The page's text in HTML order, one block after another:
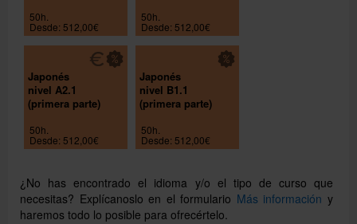
50h.
Desde: 512,00€
50h.
Desde: 512,00€
Japonés
nivel A2.1
(primera parte)
50h.
Desde: 512,00€
Japonés
nivel B1.1
(primera parte)
50h.
Desde: 512,00€
¿No has encontrado el idioma y/o el tipo de curso que
necesitas? Explícanoslo en el formulario Más información y
haremos todo lo posible para ofrecértelo.